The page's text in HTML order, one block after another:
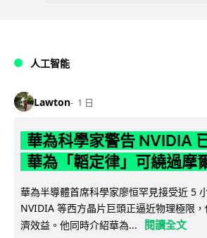
人工智能
Lawton 1 日
華為科學家警告 NVIDIA
華為「韜定律」可繞過摩
華為半導體首席科學家廖恒罕見接受近 5
NVIDIA 等西方晶片巨頭正逼近物理極限
濟效益。他同時介紹華為...
閱讀全文